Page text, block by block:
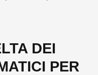
DEI
PER